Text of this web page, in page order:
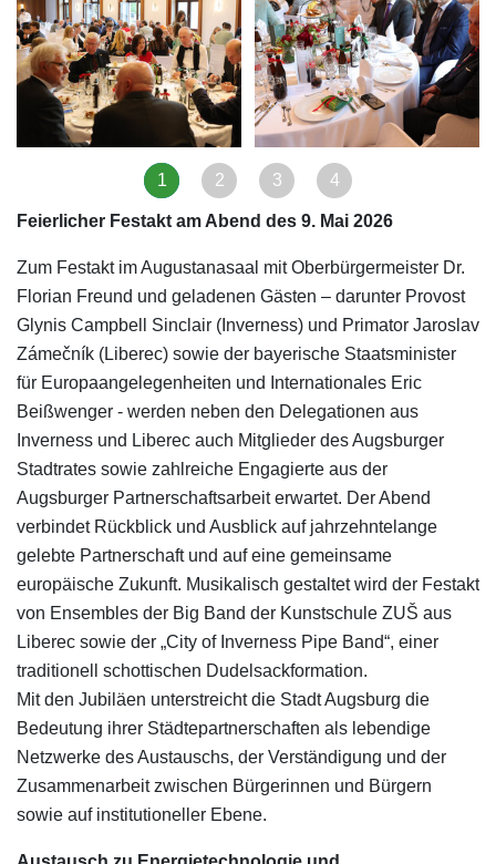
1 2 3 4
Feierlicher Festakt am Abend des 9. Mai 2026
Zum Festakt im Augustanasaal mit Oberbürgermeister Dr.
Florian Freund und geladenen Gästen – darunter Provost
Glynis Campbell Sinclair (Inverness) und Primator Jaroslav
Zámečník (Liberec) sowie der bayerische Staatsminister
für Europaangelegenheiten und Internationales Eric
Beißwenger - werden neben den Delegationen aus
Inverness und Liberec auch Mitglieder des Augsburger
Stadtrates sowie zahlreiche Engagierte aus der
Augsburger Partnerschaftsarbeit erwartet. Der Abend
verbindet Rückblick und Ausblick auf jahrzehntelange
gelebte Partnerschaft und auf eine gemeinsame
europäische Zukunft. Musikalisch gestaltet wird der Festakt
von Ensembles der Big Band der Kunstschule ZUŠ aus
Liberec sowie der „City of Inverness Pipe Band“, einer
traditionell schottischen Dudelsackformation.
Mit den Jubiläen unterstreicht die Stadt Augsburg die
Bedeutung ihrer Städtepartnerschaften als lebendige
Netzwerke des Austauschs, der Verständigung und der
Zusammenarbeit zwischen Bürgerinnen und Bürgern
sowie auf institutioneller Ebene.